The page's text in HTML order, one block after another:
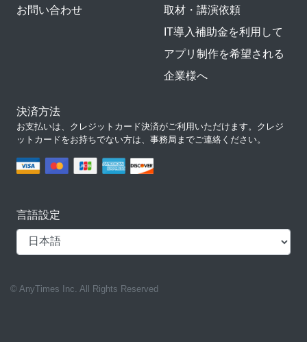
お問い合わせ
取材・講演依頼
IT導入補助金を利用して
アプリ制作を希望される
企業様へ
決済方法
お支払いは、クレジットカード決済がご利用いただけます。クレジ
ットカードをお持ちでない方は、事務局までご連絡ください。
言語設定
© AnyTimes Inc. All Rights Reserved